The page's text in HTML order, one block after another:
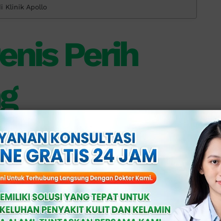
Klinik Apollo
Perih
oleh berbagai faktor, mulai dari
penanganan medis. Salah 1 penyebab
kemih (ISK).
ke saluran kemih dan menyebabkan
nyeri atau perih saat kencing.
seperti gonore (kencing nanah) dan